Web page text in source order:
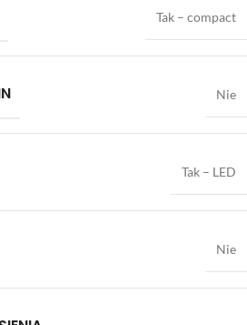
Tak – compact
Nie
Tak – LED
Nie